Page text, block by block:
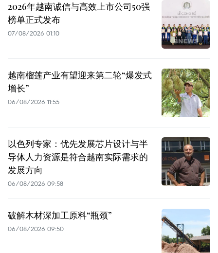
2026年越南诚信与高效上市公司50强
榜单正式发布
07/08/2026 01:10
越南榴莲产业有望迎来第二轮“爆发式
增长”
06/08/2026 11:55
以色列专家：优先发展芯片设计与半
导体人力资源是符合越南实际需求的
发展方向
06/08/2026 09:58
破解木材深加工原料“瓶颈”
06/08/2026 09:50